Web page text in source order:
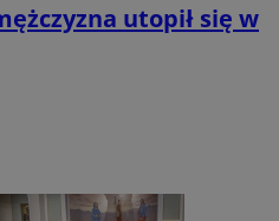
utopił się w